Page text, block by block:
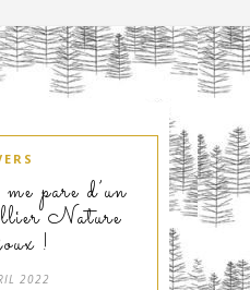
pare d’un
Nature
!
2022